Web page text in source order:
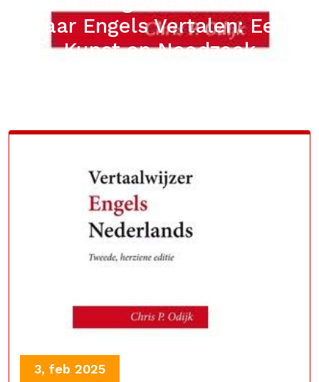
naar Engels Vertalen: Een
Kunst en Noodzaak
3, feb 2025